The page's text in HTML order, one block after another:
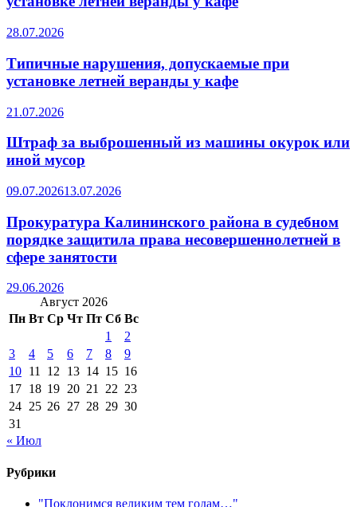
28.07.2026
Типичные нарушения, допускаемые при
установке летней веранды у кафе
21.07.2026
Штраф за выброшенный из машины окурок или
иной мусор
09.07.202613.07.2026
Прокуратура Калининского района в судебном
порядке защитила права несовершеннолетней в
сфере занятости
29.06.2026
Август 2026
Пн Вт Ср Чт Пт Сб Вс
1
2
3
4 5 6 7 8
9
10 11 12 13 14 15 16
17 18 19 20 21 22 23
24 25 26 27 28 29 30
31
« Июл
Рубрики
"Поклонимся великим тем годам…"